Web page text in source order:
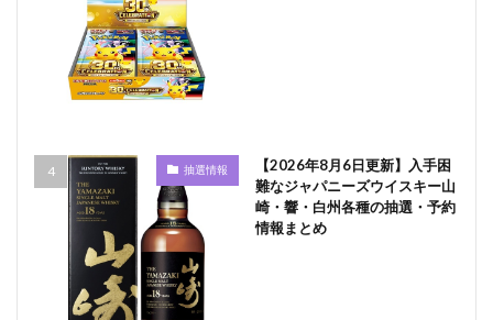
抽選情報
【2026年8月6日更新】入手困
難なジャパニーズウイスキー山
崎・響・白州各種の抽選・予約
情報まとめ